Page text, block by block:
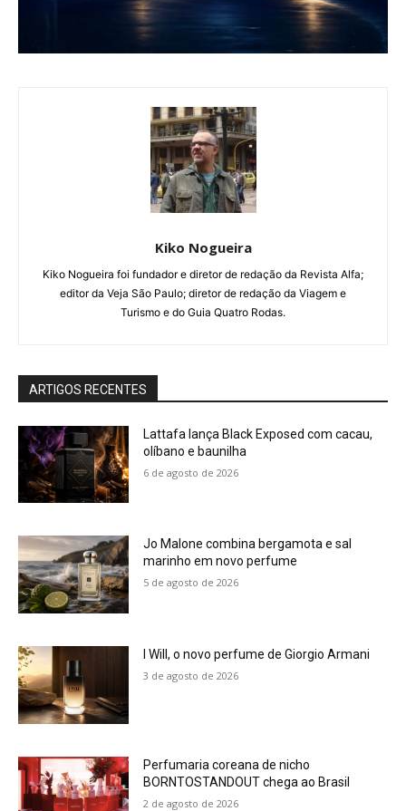
Kiko Nogueira
Kiko Nogueira foi fundador e diretor de redação da Revista Alfa;
editor da Veja São Paulo; diretor de redação da Viagem e
Turismo e do Guia Quatro Rodas.
ARTIGOS RECENTES
Lattafa lança Black Exposed com cacau,
olíbano e baunilha
6 de agosto de 2026
Jo Malone combina bergamota e sal
marinho em novo perfume
5 de agosto de 2026
I Will, o novo perfume de Giorgio Armani
3 de agosto de 2026
Perfumaria coreana de nicho
BORNTOSTANDOUT chega ao Brasil
2 de agosto de 2026